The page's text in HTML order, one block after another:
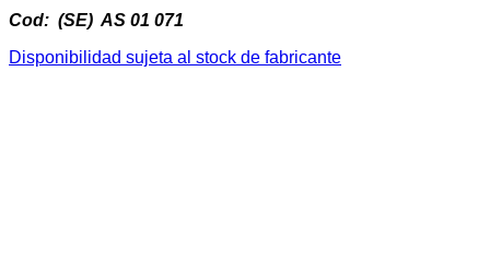
cantidad
Cod: (SE) AS 01 071
Disponibilidad sujeta al stock de fabricante